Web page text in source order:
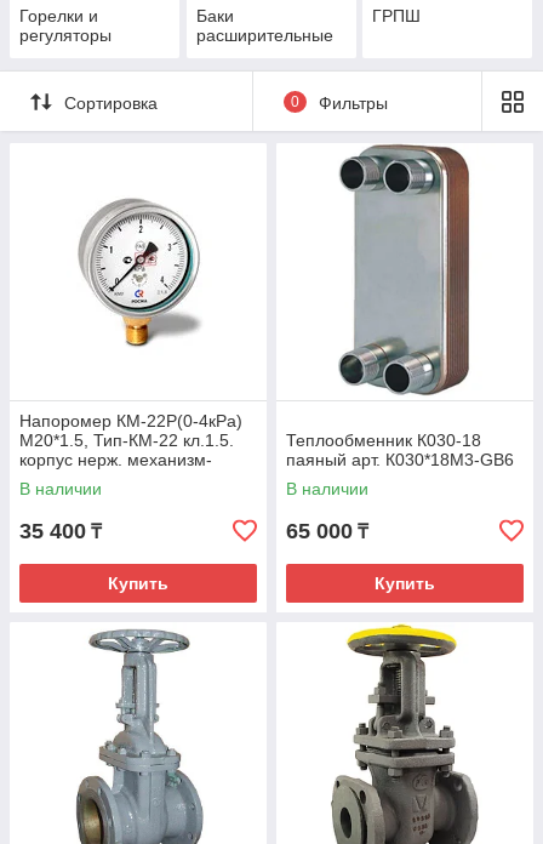
Горелки и
регуляторы
Баки
расширительные
ГРПШ
Сортировка 0 Фильтры
Напоромер КМ-22Р(0-4кРа)
М20*1.5, Тип-КМ-22 кл.1.5.
корпус нерж. механизм-
мд.сплав, чувствит.элемент
В наличии
35 400 ₸
Купить
Теплообменник К030-18
паяный арт. К030*18М3-GB6
В наличии
65 000 ₸
Купить